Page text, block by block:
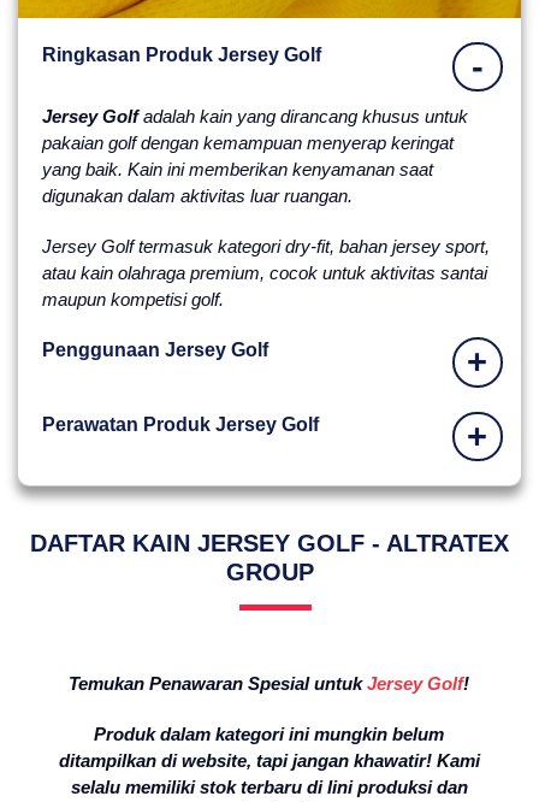
Ringkasan Produk Jersey Golf -
Jersey Golfadalah kain yang dirancang khusus untuk
pakaian golf dengan kemampuan menyerap keringat
yang baik. Kain ini memberikan kenyamanan saat
digunakan dalam aktivitas luar ruangan.
Jersey Golf termasuk kategori dry-fit, bahan jersey sport,
atau kain olahraga premium, cocok untuk aktivitas santai
maupun kompetisi golf.
Penggunaan Jersey Golf +
Perawatan Produk Jersey Golf +
DAFTAR KAIN JERSEY GOLF - ALTRATEX
GROUP
Temukan Penawaran Spesial untukJersey Golf!
Produk dalam kategori ini mungkin belum
ditampilkan di website, tapi jangan khawatir! Kami
selalu memiliki stok terbaru di lini produksi dan